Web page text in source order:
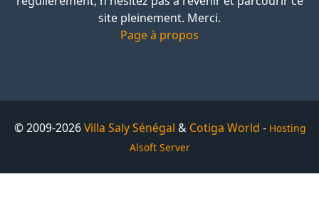
site pleinement. Merci.
Page à propos
© 2009-2026Villa Saly Sénégal & Cotiga World - Hosting
Alsoft Server